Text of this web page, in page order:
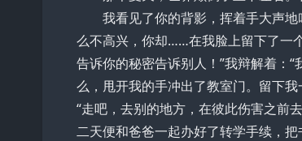
我看见了你的背影，挥着手大声地
么不高兴，你却……在我脸上留下了一
告诉你的秘密告诉别人！”我辩解着：
么，甩开我的手冲出了教室门。留下
“走吧，去别的地方，在彼此伤害之前
二天便和爸爸一起办好了转学手续，